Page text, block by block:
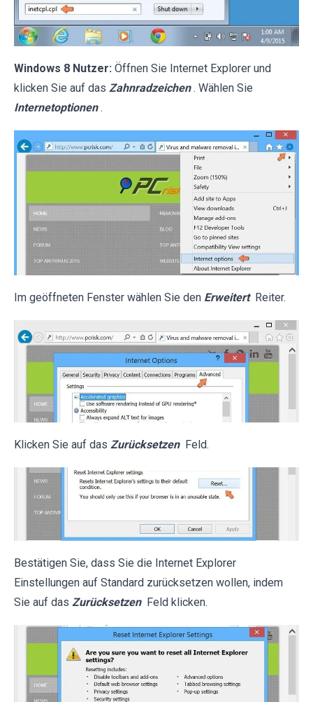
Windows 8 Nutzer: Öffnen Sie Internet Explorer und
klicken Sie auf das Zahnradzeichen . Wählen Sie
Internetoptionen .
Im geöffneten Fenster wählen Sie den Erweitert Reiter.
Klicken Sie auf das Zurücksetzen Feld.
Bestätigen Sie, dass Sie die Internet Explorer
Einstellungen auf Standard zurücksetzen wollen, indem
Sie auf das Zurücksetzen Feld klicken.